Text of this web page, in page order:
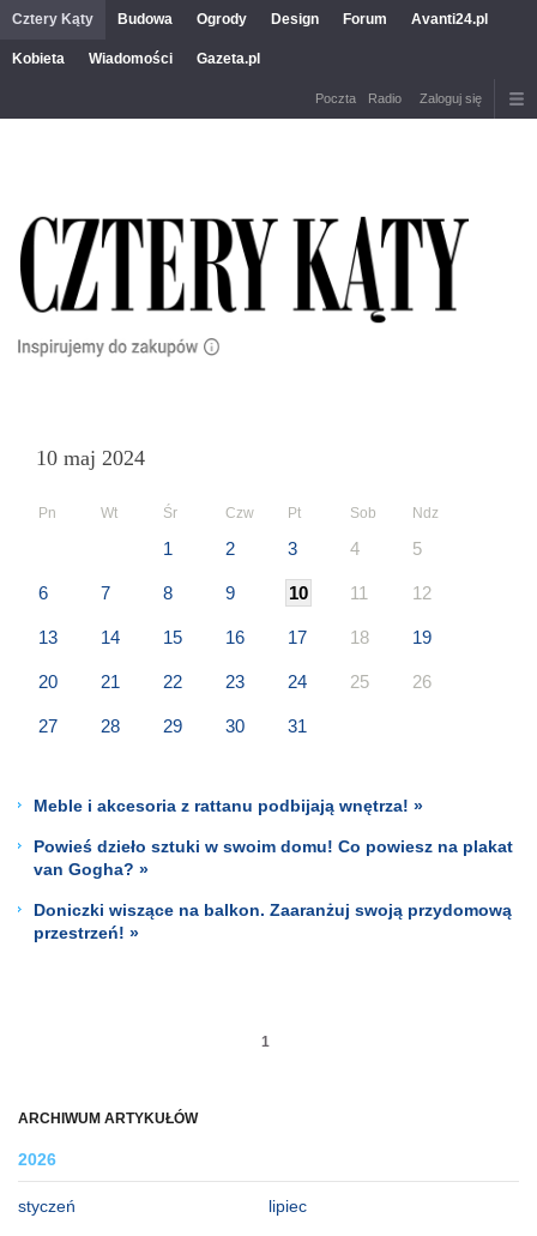
Cztery Kąty Budowa Ogrody Design Forum Avanti24.pl
Kobieta Wiadomości Gazeta.pl
Poczta Radio Zaloguj się
ARCHIWUM ARTYKUŁÓW
2026
styczeń lipiec
10 maj 2024
Pn Wt Śr Czw Pt Sob Ndz
1 2 3 4 5
6 7 8 9 10 11 12
13 14 15 16 17 18 19
20 21 22 23 24 25 26
27 28 29 30 31
Meble i akcesoria z rattanu podbijają wnętrza! »
Powieś dzieło sztuki w swoim domu! Co powiesz na plakat
van Gogha? »
Doniczki wiszące na balkon. Zaaranżuj swoją przydomową
przestrzeń! »
1